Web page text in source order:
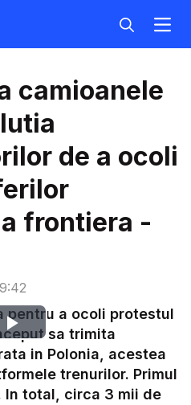
camioanele
de a ocoli
frontiera -
Play
Video
pentru a ocoli protestul
sa trimita
in Polonia, acestea
trenurilor. Primul
total, circa 3 mii de